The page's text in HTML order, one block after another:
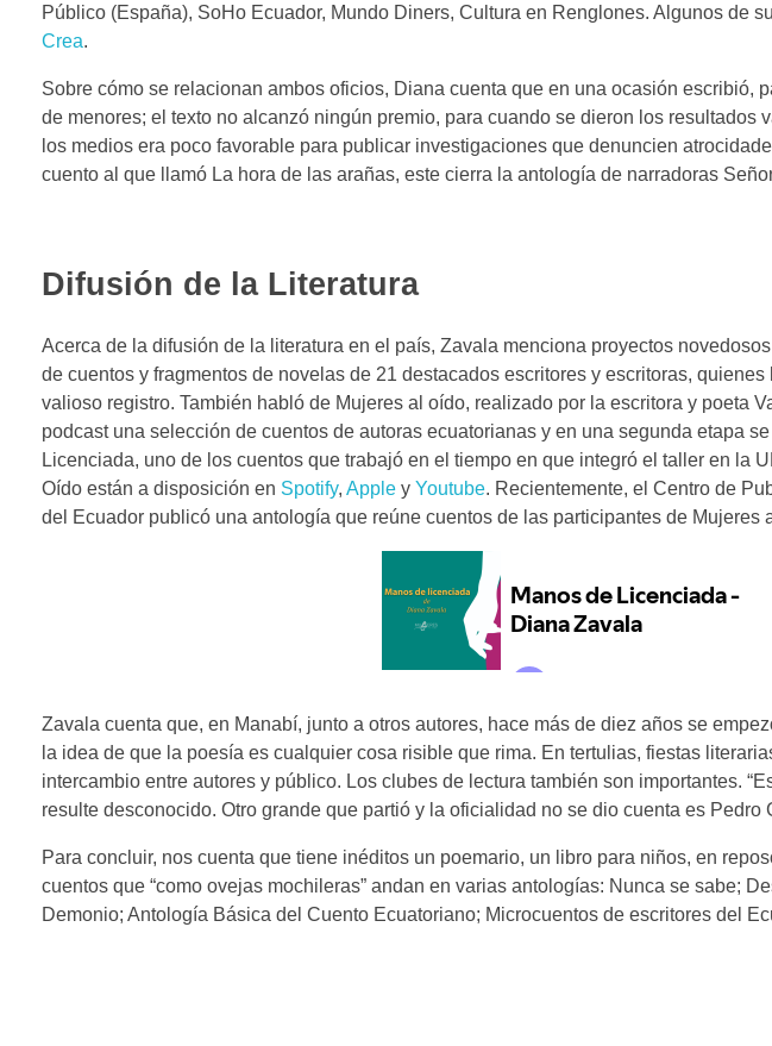
Público (España), SoHo Ecuador, Mundo Diners, Cultura en Renglones. Algunos de
Crea.
Sobre cómo se relacionan ambos oficios, Diana cuenta que en una ocasión escribió,
de menores; el texto no alcanzó ningún premio, para cuando se dieron los resultados
los medios era poco favorable para publicar investigaciones que denuncien
cuento al que llamó La hora de las arañas, este cierra la antología de narradoras
Difusión de la Literatura
Acerca de la difusión de la literatura en el país, Zavala menciona proyectos
de cuentos y fragmentos de novelas de 21 destacados escritores y escritoras,
valioso registro. También habló de Mujeres al oído, realizado por la escritora y poeta
podcast una selección de cuentos de autoras ecuatorianas y en una segunda etapa
Licenciada, uno de los cuentos que trabajó en el tiempo en que integró el taller en la
Oído están a disposición en Spotify, Apple y Youtube. Recientemente, el Centro de
del Ecuador publicó una antología que reúne cuentos de las participantes de Mujeres
Zavala cuenta que, en Manabí, junto a otros autores, hace más de diez años se
la idea de que la poesía es cualquier cosa risible que rima. En tertulias, fiestas
intercambio entre autores y público. Los clubes de lectura también son importantes.
resulte desconocido. Otro grande que partió y la oficialidad no se dio cuenta es Pedro
Para concluir, nos cuenta que tiene inéditos un poemario, un libro para niños, en
cuentos que “como ovejas mochileras” andan en varias antologías: Nunca se sabe;
Demonio; Antología Básica del Cuento Ecuatoriano; Microcuentos de escritores del